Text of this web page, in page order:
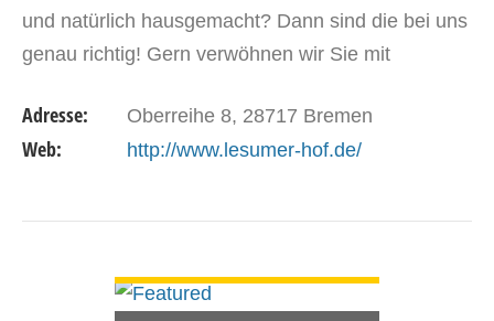
und natürlich hausgemacht? Dann sind die bei uns
genau richtig! Gern verwöhnen wir Sie mit
Gerichten. Zudem finden…
Adresse: Oberreihe 8, 28717 Bremen
Web: http://www.lesumer-hof.de/